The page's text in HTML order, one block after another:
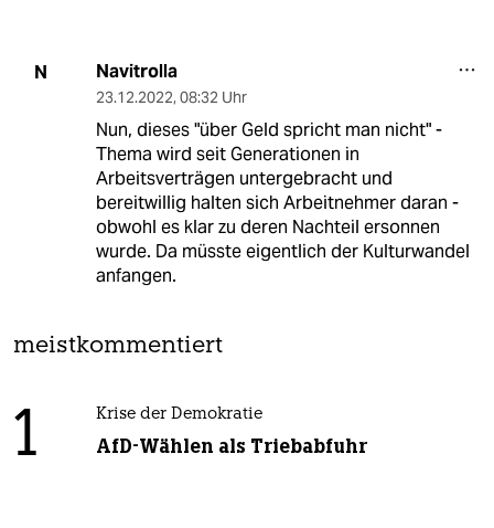
N Navitrolla
23.12.2022, 08:32 Uhr
Nun, dieses "über Geld spricht man nicht" -
Thema wird seit Generationen in
Arbeitsverträgen untergebracht und
bereitwillig halten sich Arbeitnehmer daran -
obwohl es klar zu deren Nachteil ersonnen
wurde. Da müsste eigentlich der Kulturwandel
anfangen.
meistkommentiert
1 Krise der Demokratie
AfD-Wählen als Triebabfuhr